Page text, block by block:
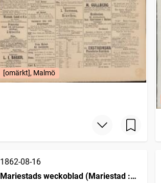
[omärkt], Malmö
1862-08-16
Mariestads weckoblad (Mariestad :